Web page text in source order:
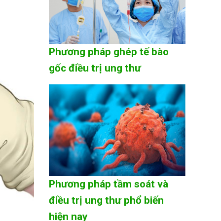
Phương pháp ghép tế bào
gốc điều trị ung thư
Phương pháp tầm soát và
điều trị ung thư phổ biến
hiện nay